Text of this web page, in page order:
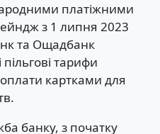
платіжними
з 1 липня 2023
та Ощадбанк
тарифи
картками для
банку, з початку